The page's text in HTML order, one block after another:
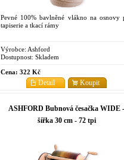
Pevné 100% bavlněné vlákno na osnovy
tapiserie a tkací rámy
Výrobce: Ashford
Dostupnost: Skladem
Cena: 322 Kč
Koupit
Detail
ASHFORD Bubnová česačka WIDE -
šířka 30 cm - 72 tpi